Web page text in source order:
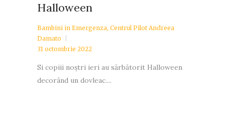
Halloween
Bambini in Emergenza
Damato
31 octombrie 2022